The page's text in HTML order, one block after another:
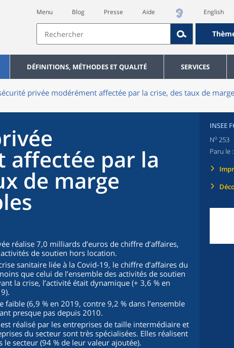
Menu Blog Presse Aide English
DÉFINITIONS, MÉTHODES ET QUALITÉ SERVICES
privée modérément affectée par la crise, des taux de
affectée par la
de marge
réalise 7,0 milliards d’euros de chiffre d’affaires,
de soutien hors location.
sanitaire liée à la Covid-19, le chiffre d’affaires du
que celui de l’ensemble des activités de soutien
la crise, l’activité était dynamique (+ 3,6 % en
(6,9 % en 2019, contre 9,2 % dans l’ensemble
presque pas depuis 2010.
réalisé par les entreprises de taille intermédiaire et
du secteur sont très spécialisées. Elles réalisent
secteur (94 % de leur valeur ajoutée).
INSEE
No 253
Paru le